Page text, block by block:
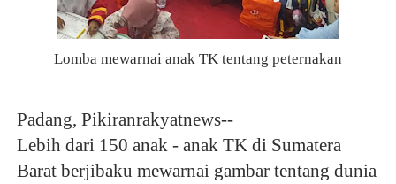
Lomba mewarnai anak TK tentang peternakan
Padang, Pikiranrakyatnews--
Lebih dari 150 anak - anak TK di Sumatera
Barat berjibaku mewarnai gambar tentang dunia